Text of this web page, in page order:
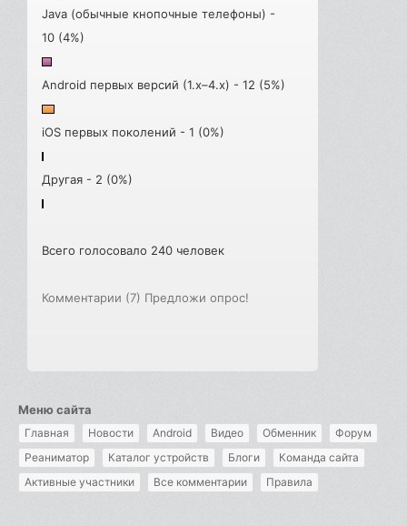
Java (обычные кнопочные телефоны) -
10 (4%)
Android первых версий (1.x–4.x) - 12 (5%)
iOS первых поколений - 1 (0%)
Другая - 2 (0%)
Всего голосовало 240 человек
Комментарии (7) Предложи опрос!
Меню сайта
Главная Новости Android Видео Обменник
Форум
Реаниматор
Каталог устройств Блоги
Команда сайта
Активные участники
Все комментарии Правила